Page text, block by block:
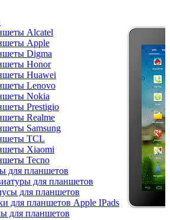
Alcatel
Apple
Digma
Honor
Huawei
Lenovo
Nokia
Prestigio
Realme
Samsung
TCL
Xiaomi
Tecno
для планшетов
для планшетов
для планшетов
для планшетов Apple IPads
для планшетов